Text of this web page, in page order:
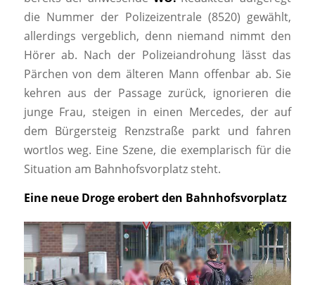
die Nummer der Polizeizentrale (8520) gewählt,
allerdings vergeblich, denn niemand nimmt den
Hörer ab. Nach der Polizeiandrohung lässt das
Pärchen von dem älteren Mann offenbar ab. Sie
kehren aus der Passage zurück, ignorieren die
junge Frau, steigen in einen Mercedes, der auf
dem Bürgersteig Renzstraße parkt und fahren
wortlos weg. Eine Szene, die exemplarisch für die
Situation am Bahnhofsvorplatz steht.
Eine neue Droge erobert den Bahnhofsvorplatz